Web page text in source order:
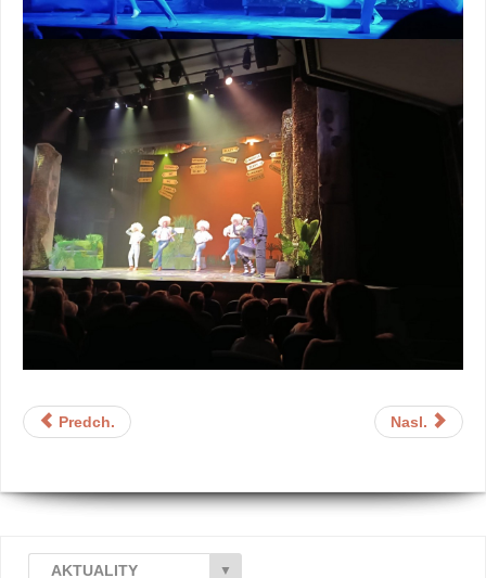
Predch. Nasl.
AKTUALITY ▼